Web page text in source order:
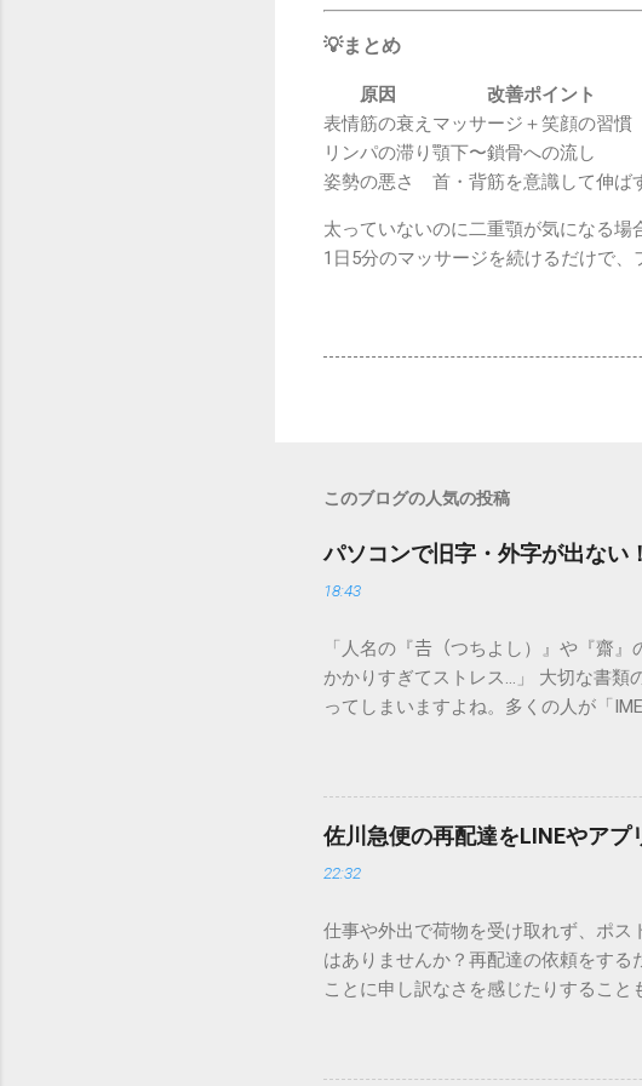
💡まとめ
原因
改善ポイント
表情筋の衰え マッサージ＋笑顔の習慣
リンパの滞り 顎下〜鎖骨への流し
姿勢の悪さ
首・背筋を意識して伸ば
太っていないのに二重顎が気になる
1日5分のマッサージを続けるだけで、
このブログの人気の投稿
パソコンで旧字・外字が出ない
18:43
「人名の『𠮷（つちよし）』や『齋
かかりすぎてストレス…」 大切な書類
ってしまいますよね。多くの人が「
この方法をマスターすれば、もう難
が出てこないのか？ そもそも、なぜ
認識する仕組みにあります。 日本の
準」「第2水準」といった形で整理さ
「Unicode（ユニコード）」や「JIS
所」のような番号が割り振られてい
び出すことができるのです。 2.
佐川急便の再配達をLINEやア
22:32
仕事や外出で荷物を受け取れず、ポ
はありませんか？再配達の依頼をす
ことに申し訳なさを感じたりするこ
なります。この記事では、忙しい毎